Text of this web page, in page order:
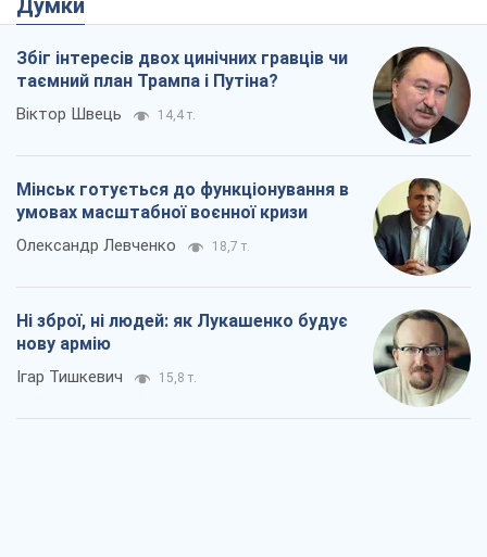
Думки
Збіг інтересів двох цинічних гравців чи
таємний план Трампа і Путіна?
Віктор Швець 14,4 т.
Мінськ готується до функціонування в
умовах масштабної воєнної кризи
Олександр Левченко 18,7 т.
Ні зброї, ні людей: як Лукашенко будує
нову армію
Ігар Тишкевич 15,8 т.